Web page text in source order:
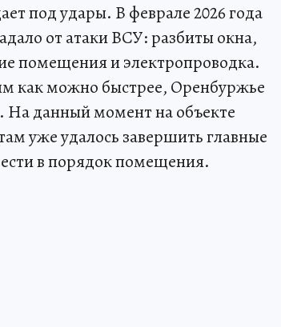
под удары. В феврале 2026 года
от атаки ВСУ: разбиты окна,
помещения и электропроводка.
как можно быстрее, Оренбуржье
На данный момент на объекте
уже удалось завершить главные
в порядок помещения.